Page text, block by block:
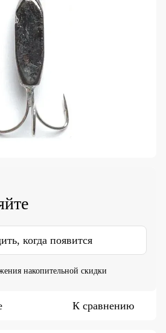
когда появится
накопительной скидки
К сравнению